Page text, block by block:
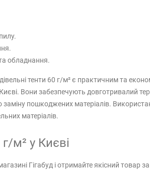
обладнання.
тенти 60 г/м² є практичним та
Вони забезпечують довготривалий
пошкоджених матеріалів.
матеріалів.
м² у Києві
Гігабуд і отримайте якісний товар